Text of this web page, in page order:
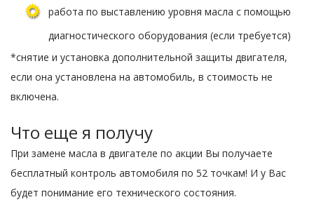
работа по выставлению уровня масла с помощью
диагностического оборудования (если требуется)
*снятие и установка дополнительной защиты двигателя,
если она установлена на автомобиль, в стоимость не
включена.
Что еще я получу
При замене масла в двигателе по акции Вы получаете
бесплатный контроль автомобиля по 52 точкам! И у Вас
будет понимание его технического состояния.